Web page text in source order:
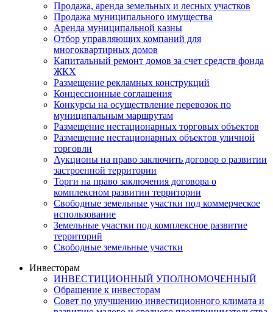
Продажа, аренда земельных и лесных участков
Продажа муниципального имущества
Аренда муниципальной казны
Отбор управляющих компаний для
многоквартирных домов
Капитальный ремонт домов за счет средств фонда
ЖКХ
Размещение рекламных конструкций
Концессионные соглашения
Конкурсы на осуществление перевозок по
муниципальным маршрутам
Размещение нестационарных торговых объектов
Размещение нестационарных объектов уличной
торговли
Аукционы на право заключить договор о развитии
застроенной территории
Торги на право заключения договора о
комплексном развитии территории
Свободные земельные участки под коммерческое
использование
Земельные участки под комплексное развитие
территорий
Свободные земельные участки
Инвесторам
ИНВЕСТИЦИОННЫЙ УПОЛНОМОЧЕННЫЙ
Обращение к инвесторам
Совет по улучшению инвестиционного климата и